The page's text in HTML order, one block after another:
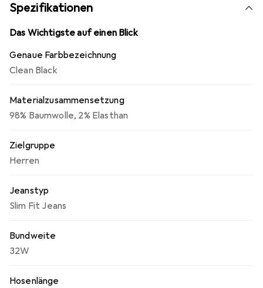
Spezifikationen
Das Wichtigste auf einen Blick
Genaue Farbbezeichnung
Clean Black
Materialzusammensetzung
98% Baumwolle, 2% Elasthan
Zielgruppe
Herren
Jeanstyp
Slim Fit Jeans
Bundweite
32W
Hosenlänge